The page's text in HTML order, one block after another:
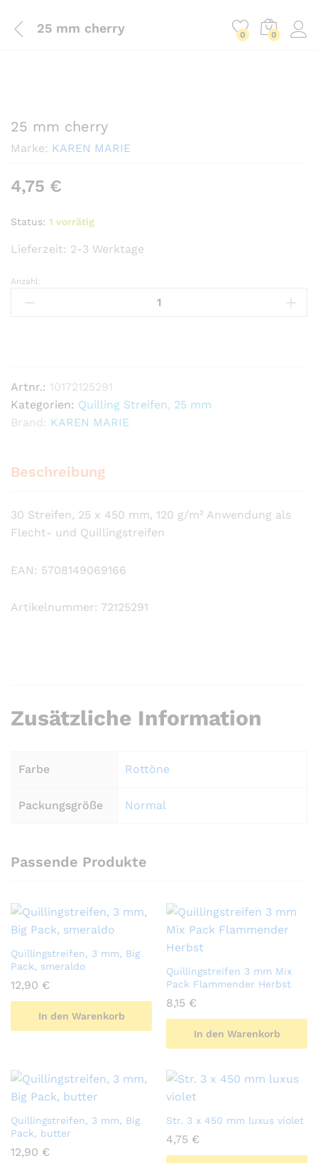
25 mm cherry 0 0
25 mm cherry
Marke: KAREN MARIE
4,75 €
Status: 1 vorrätig
Lieferzeit: 2-3 Werktage
25
mm
Anzahl:
Artnr.: 10172125291
Kategorien: Quilling Streifen, 25 mm
Brand: KAREN MARIE
Beschreibung
30 Streifen, 25 x 450 mm, 120 g/m² Anwendung als
Flecht- und Quillingstreifen
EAN: 5708149069166
Artikelnummer: 72125291
Zusätzliche Information
Farbe Rottöne
Packungsgröße Normal
Passende Produkte
Quillingstreifen, 3 mm, Big
Pack, smeraldo
12,90 €
In den Warenkorb
Quillingstreifen 3 mm Mix
Pack Flammender Herbst
8,15 €
In den Warenkorb
Quillingstreifen, 3 mm, Big
Pack, butter
12,90 €
Str. 3 x 450 mm luxus violet
4,75 €